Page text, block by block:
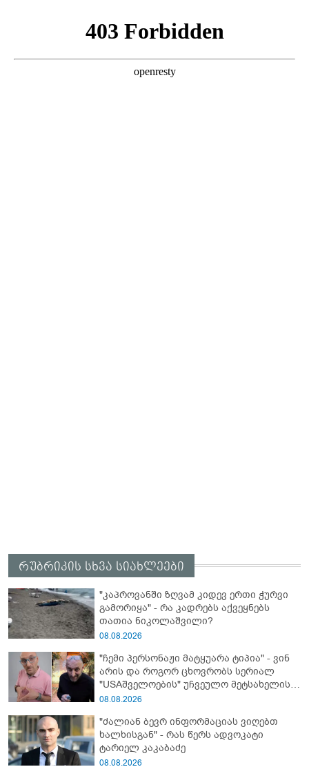
რუბრიკის სხვა სიახლეები
"კაპროვანში ზღვამ კიდევ ერთი ჭურვი
გამორიყა" - რა კადრებს აქვეყნებს
თათია ნიკოლაშვილი?
08.08.2026
"ჩემი პერსონაჟი მატყუარა ტიპია" - ვინ
არის და როგორ ცხოვრობს სერიალ
"USAშველოების" უჩვეულო მეტსახელის
მქონე პოპულარული გმირი რეალურ
08.08.2026
"ძალიან ბევრ ინფორმაციას ვიღებთ
ხალხისგან" - რას წერს ადვოკატი
ტარიელ კაკაბაძე
08.08.2026